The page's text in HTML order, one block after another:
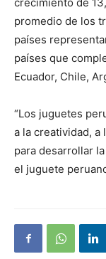
promedio de los
países
países que
Ecuador, Chile,
“Los juguetes
a la creatividad, a
para desarrollar
el juguete